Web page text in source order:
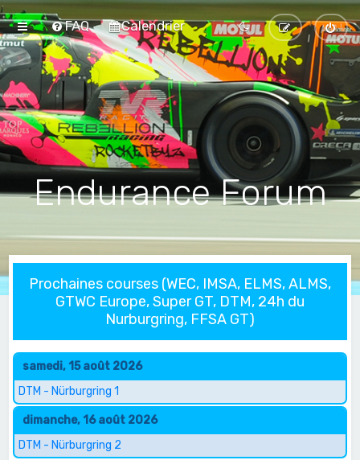
FAQ Calendrier
Endurance Forum
Prochaines courses (WEC, IMSA, ELMS, ALMS,
GTWC Europe, Super GT, DTM, 24h du
Nurburgring, FFSA GT)
samedi, 15 août 2026
DTM - Nürburgring 1
dimanche, 16 août 2026
DTM - Nürburgring 2